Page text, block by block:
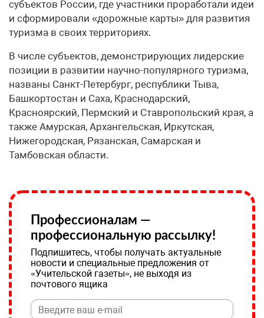
субъектов России, где участники проработали идеи
и сформировали «дорожные карты» для развития
туризма в своих территориях.
В числе субъектов, демонстрирующих лидерские
позиции в развитии научно-популярного туризма,
названы Санкт-Петербург, республики Тыва,
Башкортостан и Саха, Краснодарский,
Красноярский, Пермский и Ставропольский края, а
также Амурская, Архангельская, Иркутская,
Нижегородская, Рязанская, Самарская и
Тамбовская области.
Профессионалам —
профессиональную рассылку!
Подпишитесь, чтобы получать актуальные
новости и специальные предложения от
«Учительской газеты», не выходя из
почтового ящика